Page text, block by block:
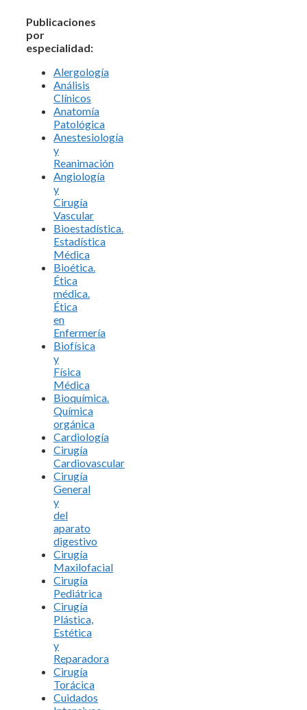
Publicaciones
por
especialidad:
Alergología
Análisis
Clínicos
Anatomía
Patológica
Anestesiología
y
Reanimación
Angiología
y
Cirugía
Vascular
Bioestadística.
Estadística
Médica
Bioética.
Ética
médica.
Ética
en
Enfermería
Biofísica
y
Física
Médica
Bioquímica.
Química
orgánica
Cardiología
Cirugía
Cardiovascular
Cirugía
General
y
del
aparato
digestivo
Cirugía
Maxilofacial
Cirugía
Pediátrica
Cirugía
Plástica,
Estética
y
Reparadora
Cirugía
Torácica
Cuidados